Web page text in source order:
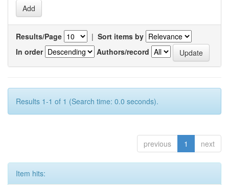
Results/Page | Sort items by
In order
Authors/record
Results 1-1 of 1 (Search time: 0.0 seconds).
previous 1 next
Item hits: